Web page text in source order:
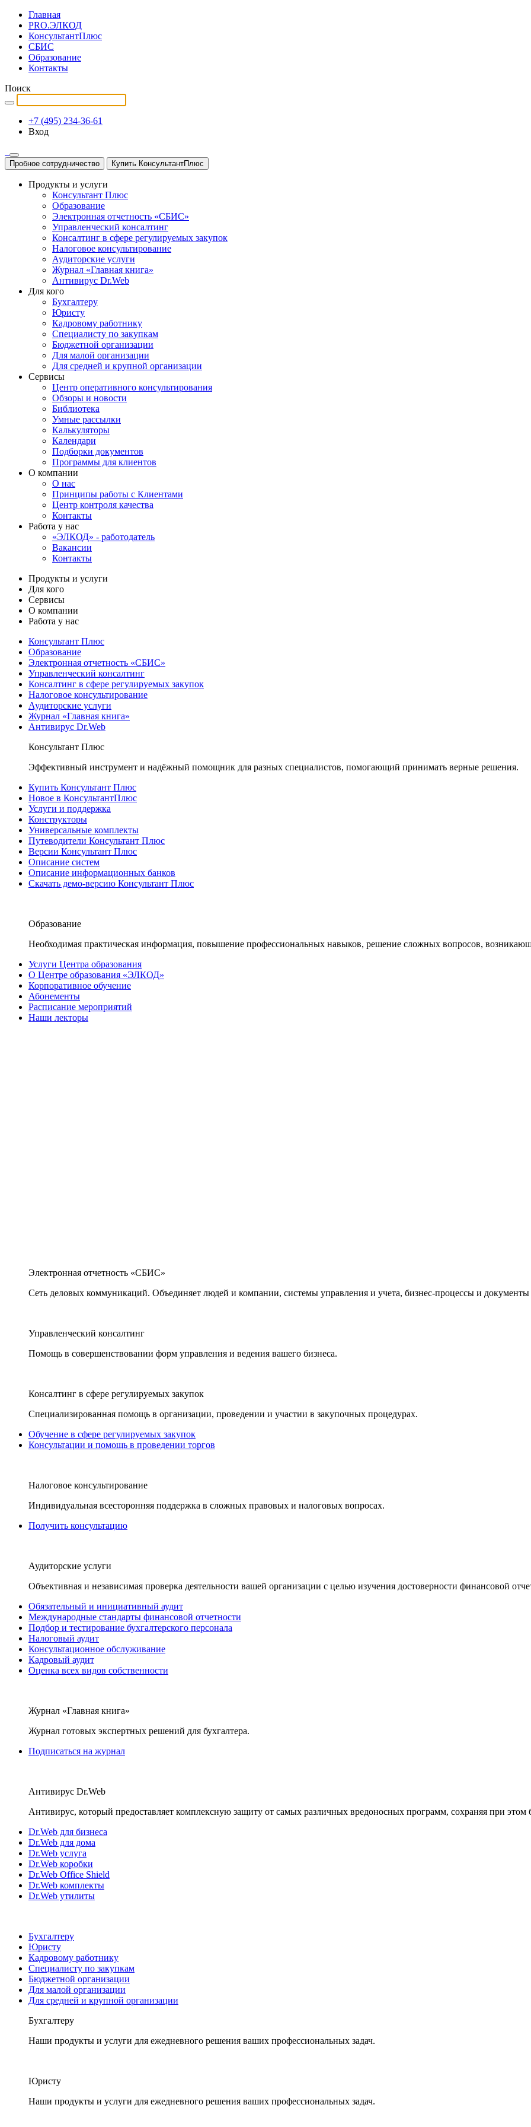
Главная
PRO.ЭЛКОД
КонсультантПлюс
СБИС
Образование
Контакты
Поиск
+7 (495) 234-36-61
Вход
Пробное сотрудничество Купить КонсультантПлюс
Продукты и услуги
Консультант Плюс
Образование
Электронная отчетность «СБИС»
Управленческий консалтинг
Консалтинг в сфере регулируемых закупок
Налоговое консультирование
Аудиторские услуги
Журнал «Главная книга»
Антивирус Dr.Web
Для кого
Бухгалтеру
Юристу
Кадровому работнику
Специалисту по закупкам
Бюджетной организации
Для малой организации
Для средней и крупной организации
Сервисы
Центр оперативного консультирования
Обзоры и новости
Библиотека
Умные рассылки
Калькуляторы
Календари
Подборки документов
Программы для клиентов
О компании
О нас
Принципы работы с Клиентами
Центр контроля качества
Контакты
Работа у нас
«ЭЛКОД» - работодатель
Вакансии
Контакты
Продукты и услуги
Для кого
Сервисы
О компании
Работа у нас
Консультант Плюс
Образование
Электронная отчетность «СБИС»
Управленческий консалтинг
Консалтинг в сфере регулируемых закупок
Налоговое консультирование
Аудиторские услуги
Журнал «Главная книга»
Антивирус Dr.Web
Консультант Плюс
Эффективный инструмент и надёжный помощник для разных специалистов, помогающий принимать верные решения.
Купить Консультант Плюс
Новое в КонсультантПлюс
Услуги и поддержка
Конструкторы
Универсальные комплекты
Путеводители Консультант Плюс
Версии Консультант Плюс
Описание систем
Описание информационных банков
Скачать демо-версию Консультант Плюс
Образование
Необходимая практическая информация, повышение профессиональных навыков, решение сложных вопросов,
Услуги Центра образования
О Центре образования «ЭЛКОД»
Корпоративное обучение
Абонементы
Расписание мероприятий
Наши лекторы
Электронная отчетность «СБИС»
Сеть деловых коммуникаций. Объединяет людей и компании, системы управления и учета, бизнес-процессы и документы
Управленческий консалтинг
Помощь в совершенствовании форм управления и ведения вашего бизнеса.
Консалтинг в сфере регулируемых закупок
Специализированная помощь в организации, проведении и участии в закупочных процедурах.
Обучение в сфере регулируемых закупок
Консультации и помощь в проведении торгов
Налоговое консультирование
Индивидуальная всесторонняя поддержка в сложных правовых и налоговых вопросах.
Получить консультацию
Аудиторские услуги
Объективная и независимая проверка деятельности вашей организации с целью изучения достоверности финансовой
Обязательный и инициативный аудит
Международные стандарты финансовой отчетности
Подбор и тестирование бухгалтерского персонала
Налоговый аудит
Консультационное обслуживание
Кадровый аудит
Оценка всех видов собственности
Журнал «Главная книга»
Журнал готовых экспертных решений для бухгалтера.
Подписаться на журнал
Антивирус Dr.Web
Антивирус, который предоставляет комплексную защиту от самых различных вредоносных программ, сохраняя при этом
Dr.Web для бизнеса
Dr.Web для дома
Dr.Web услуга
Dr.Web коробки
Dr.Web Office Shield
Dr.Web комплекты
Dr.Web утилиты
Бухгалтеру
Юристу
Кадровому работнику
Специалисту по закупкам
Бюджетной организации
Для малой организации
Для средней и крупной организации
Бухгалтеру
Наши продукты и услуги для ежедневного решения ваших профессиональных задач.
Юристу
Наши продукты и услуги для ежедневного решения ваших профессиональных задач.